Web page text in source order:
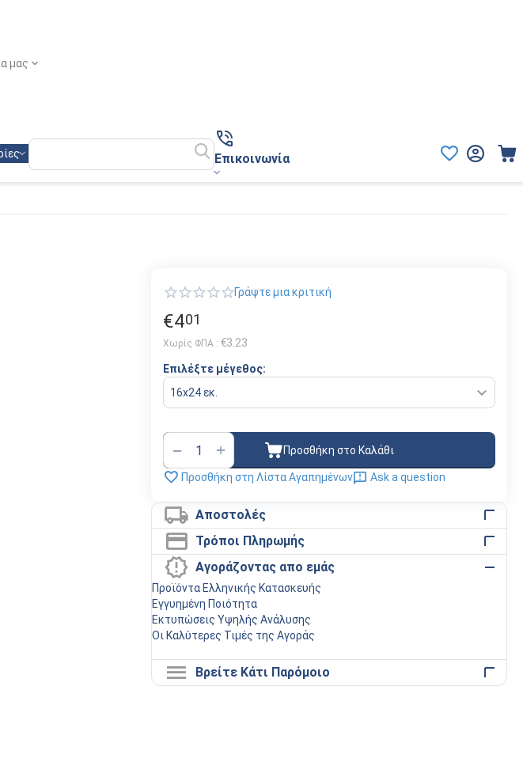
μας
Επικοινωνία
Γράψτε μια κριτική
€401
Χωρίς ΦΠΑ : €3.23
Επιλέξτε μέγεθος:
+
− Προσθήκη στο Καλάθι
Προσθήκη στη Λίστα Αγαπημένων Ask a question
Αποστολές
Τρόποι Πληρωμής
Αγοράζοντας απο εμάς
Προϊόντα Ελληνικής Κατασκευής
Εγγυημένη Ποιότητα
Εκτυπώσεις Υψηλής Ανάλυσης
Οι Καλύτερες Τιμές της Αγοράς
Βρείτε Κάτι Παρόμοιο